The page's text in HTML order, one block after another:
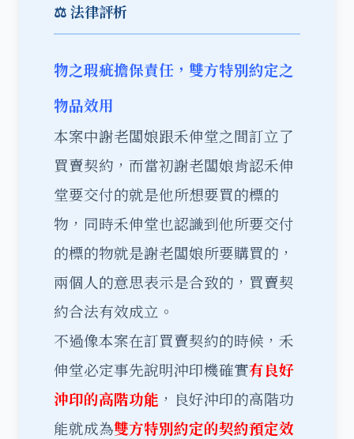
⚖️ 法律評析
物之瑕疵擔保責任，雙方特別約定之
物品效用
本案中謝老闆娘跟禾伸堂之間訂立了
買賣契約，而當初謝老闆娘肯認禾伸
堂要交付的就是他所想要買的標的
物，同時禾伸堂也認識到他所要交付
的標的物就是謝老闆娘所要購買的，
兩個人的意思表示是合致的，買賣契
約合法有效成立。
不過像本案在訂買賣契約的時候，禾
伸堂必定事先說明沖印機確實有良好
沖印的高階功能 ，良好沖印的高階功
能就成為雙方特別約定的契約預定效